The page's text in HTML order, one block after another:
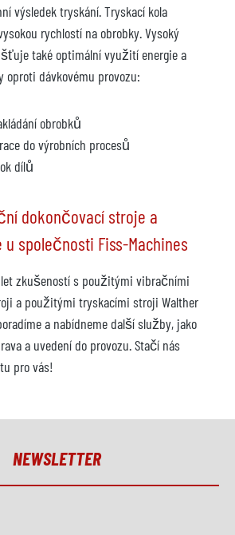
výsledek tryskání. Tryskací kola
rychlostí na obrobky. Vysoký
také optimální využití energie a
oproti dávkovému provozu:
obrobků
do výrobních procesů
dílů
dokončovací stroje a
společnosti Fiss-Machines
let zkušeností s použitými vibračními
a použitými tryskacími stroji Walther
a nabídneme další služby, jako
a uvedení do provozu. Stačí nás
pro vás!
NEWSLETTER